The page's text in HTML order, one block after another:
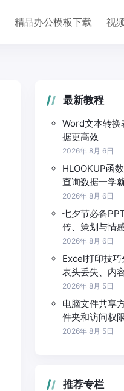
精品办公模板下载 视
最新教程
Word文本转换
据更高效
2026年 8月 6日
HLOOKUP函
查询数据一学
2026年 8月 6日
七夕节必备
传、策划与情
2026年 8月 6日
Excel打印技巧
表头丢失、内
2026年 8月 5日
电脑文件共享
件夹和访问权
2026年 8月 5日
推荐专栏